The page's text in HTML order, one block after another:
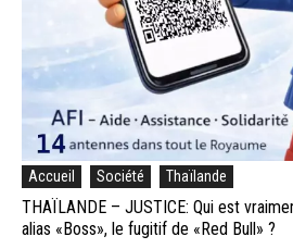
Accueil Société Thaïlande
THAÏLANDE – JUSTICE: Qui est
alias «Boss», le fugitif de «Red Bull» ?